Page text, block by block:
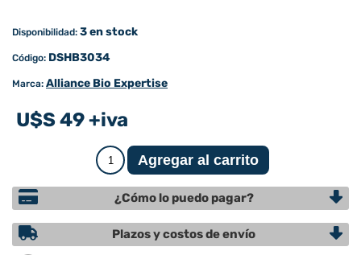
Disponibilidad: 3 en stock
Código: DSHB3034
Marca: Alliance Bio Expertise
U$S 49 +iva
¿Cómo lo puedo pagar?
Plazos y costos de envío